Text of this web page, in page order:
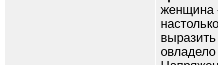
женщина